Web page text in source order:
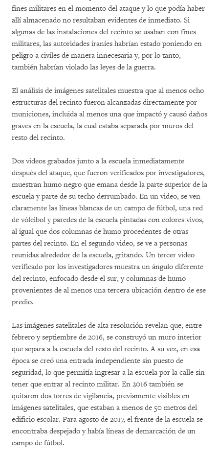
fines militares en el momento del ataque y lo que podía haber
allí almacenado no resultaban evidentes de inmediato. Si
algunas de las instalaciones del recinto se usaban con fines
militares, las autoridades iraníes habrían estado poniendo en
peligro a civiles de manera innecesaria y, por lo tanto,
también habrían violado las leyes de la guerra.
El análisis de imágenes satelitales muestra que al menos ocho
estructuras del recinto fueron alcanzadas directamente por
municiones, incluida al menos una que impactó y causó daños
graves en la escuela, la cual estaba separada por muros del
resto del recinto.
Dos videos grabados junto a la escuela inmediatamente
después del ataque, que fueron verificados por investigadores,
muestran humo negro que emana desde la parte superior de la
escuela y parte de su techo derrumbado. En un video, se ven
claramente las líneas blancas de un campo de fútbol, una red
de vóleibol y paredes de la escuela pintadas con colores vivos,
al igual que dos columnas de humo procedentes de otras
partes del recinto. En el segundo video, se ve a personas
reunidas alrededor de la escuela, gritando. Un tercer video
verificado por los investigadores muestra un ángulo diferente
del recinto, enfocado desde el sur, y columnas de humo
provenientes de al menos una tercera ubicación dentro de ese
predio.
Las imágenes satelitales de alta resolución revelan que, entre
febrero y septiembre de 2016, se construyó un muro interior
que separa a la escuela del resto del recinto. A su vez, en esa
época se creó una entrada independiente sin puesto de
seguridad, lo que permitía ingresar a la escuela por la calle sin
tener que entrar al recinto militar. En 2016 también se
quitaron dos torres de vigilancia, previamente visibles en
imágenes satelitales, que estaban a menos de 50 metros del
edificio escolar. Para agosto de 2017, el frente de la escuela se
encontraba despejado y había líneas de demarcación de un
campo de fútbol.